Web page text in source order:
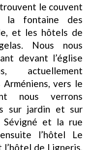
le couvent
la fontaine des
et les hôtels de
Nous nous
devant l’église
actuellement
vers le
nous verrons
sur jardin et sur
Sévigné et la rue
l’hôtel Le
de Ligneris,